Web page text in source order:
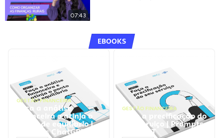
07:43
EBOOKS
GESTÃO FINANCEIRA
Faça a análise
financeira e atinja o
ponto de equilíbrio |
Prompts ChatGPT
GESTÃO FINANCEIRA
Faça a precificação do
seu serviço | Prompts
ChatGPT